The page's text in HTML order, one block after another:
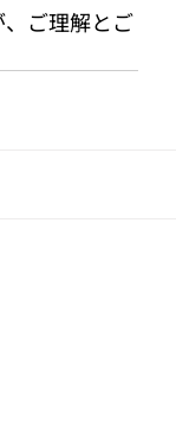
ご理解とご